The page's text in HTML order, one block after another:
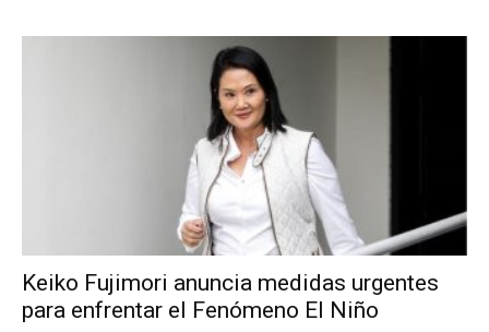
Keiko Fujimori anuncia medidas urgentes
para enfrentar el Fenómeno El Niño